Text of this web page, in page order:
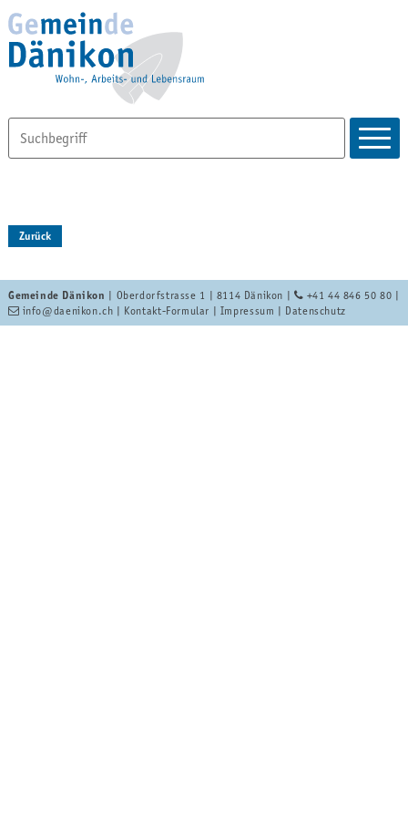
Zurück
Gemeinde Dänikon | Oberdorfstrasse 1 | 8114 Dänikon | +41 44 846 50 80 |
info@daenikon.ch | Kontakt-Formular | Impressum | Datenschutz